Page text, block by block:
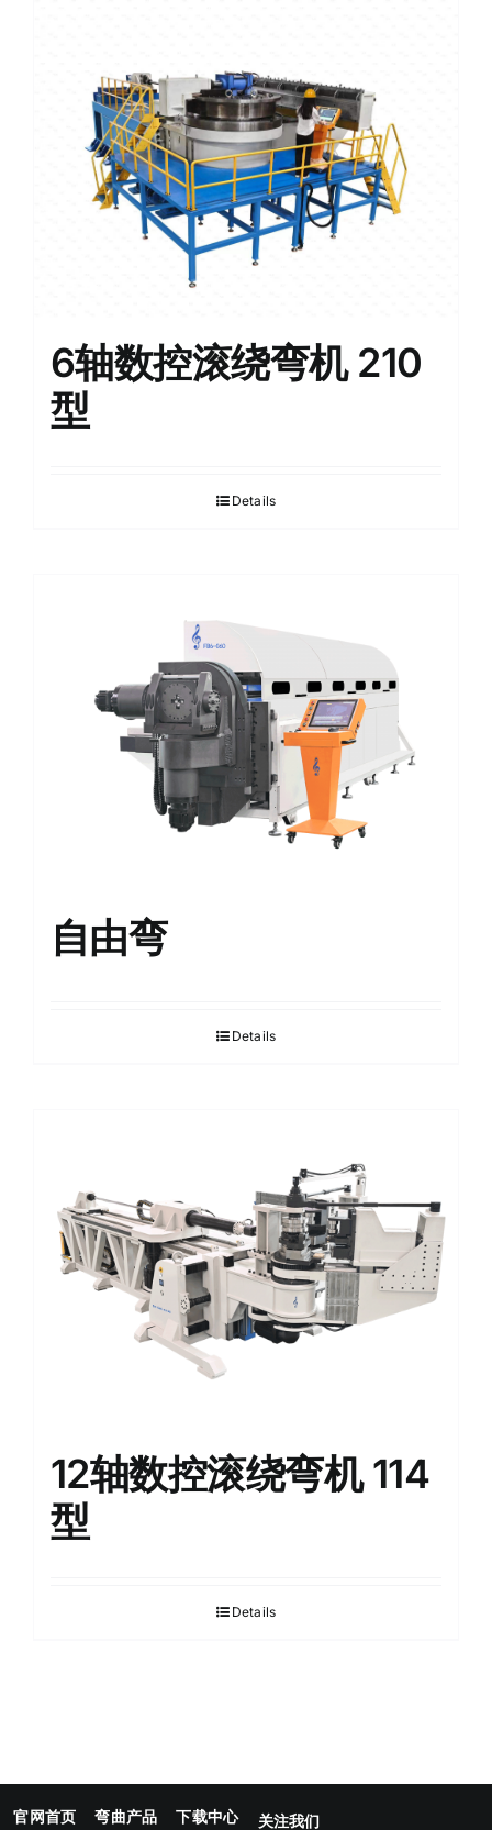
6轴数控滚绕弯机 210
型
Details
自由弯
Details
12轴数控滚绕弯机 114
型
Details
官网首页 弯曲产品 下载中心 关注我们